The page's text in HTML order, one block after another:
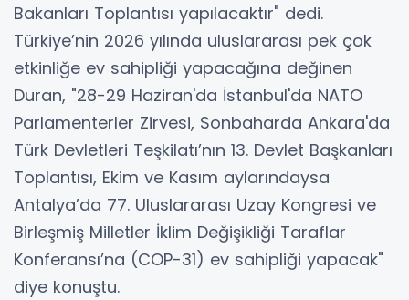
Bakanları Toplantısı yapılacaktır" dedi.
Türkiye’nin 2026 yılında uluslararası pek çok
etkinliğe ev sahipliği yapacağına değinen
Duran, "28-29 Haziran'da İstanbul'da NATO
Parlamenterler Zirvesi, Sonbaharda Ankara'da
Türk Devletleri Teşkilatı’nın 13. Devlet Başkanları
Toplantısı, Ekim ve Kasım aylarındaysa
Antalya’da 77. Uluslararası Uzay Kongresi ve
Birleşmiş Milletler İklim Değişikliği Taraflar
Konferansı’na (COP-31) ev sahipliği yapacak"
diye konuştu.